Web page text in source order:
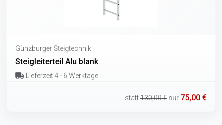
Günzburger Steigtechnik
Steigleiterteil Alu blank
Lieferzeit 4 - 6 Werktage
statt130,00 € nur 75,00 €